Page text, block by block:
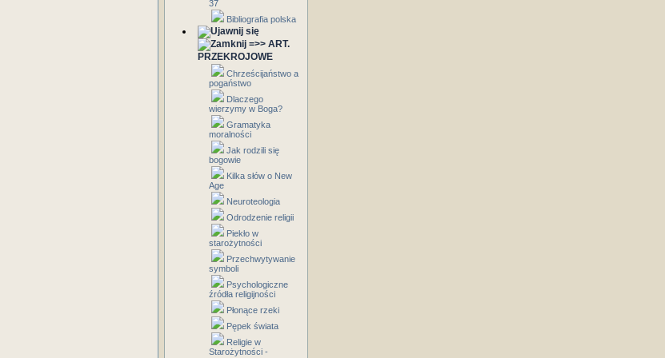
37
Bibliografia polska
=>> ART.
PRZEKROJOWE
Chrześcijaństwo a
pogaństwo
Dlaczego
wierzymy w Boga?
Gramatyka
moralności
Jak rodzili się
bogowie
Kilka słów o New
Age
Neuroteologia
Odrodzenie religii
Piekło w
starożytności
Przechwytywanie
symboli
Psychologiczne
źródła religijności
Płonące rzeki
Pępek świata
Religie w
Starożytności -